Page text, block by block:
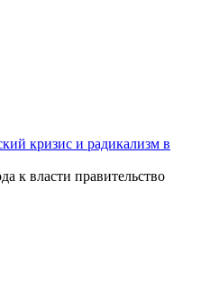
кризис и радикализм в
к власти правительство